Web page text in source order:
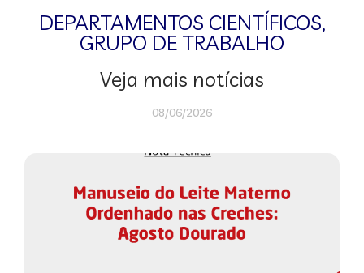
DEPARTAMENTOS CIENTÍFICOS,
GRUPO DE TRABALHO
Veja mais notícias
08/06/2026